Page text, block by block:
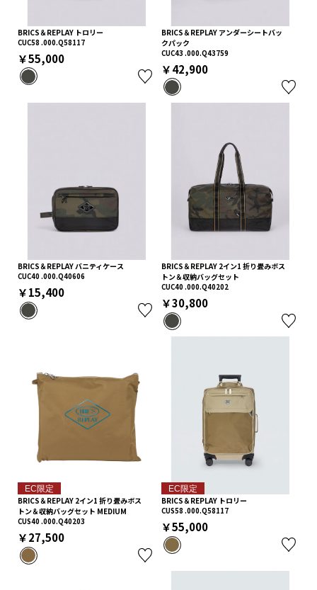
BRICS＆REPLAY トロリー
CUC58 .000.Q58117
￥55,000
BRICS＆REPLAY アンダーシートバッ
クパック
CUC43 .000.Q43759
￥42,900
BRICS＆REPLAY バニティケース
CUC40 .000.Q40606
￥15,400
BRICS＆REPLAY 2イン1 折り畳みボス
トン＆収納バッグセット
CUC40 .000.Q40202
￥30,800
EC限定
BRICS＆REPLAY 2イン1 折り畳みボス
トン＆収納バッグセット MEDIUM
CUS40 .000.Q40203
￥27,500
EC限定
BRICS＆REPLAY トロリー
CUS58 .000.Q58117
￥55,000